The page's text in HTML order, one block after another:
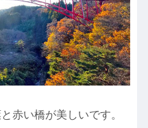
赤い橋が美しいです。